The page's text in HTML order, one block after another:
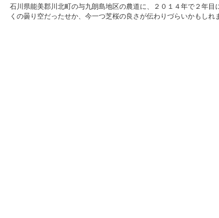
石川県能美郡川北町の与九朗島地区の農道に、２０１４年で２年
くの曇り空だったせか、今一つ芝桜の良さが伝わりづらいかもしれ